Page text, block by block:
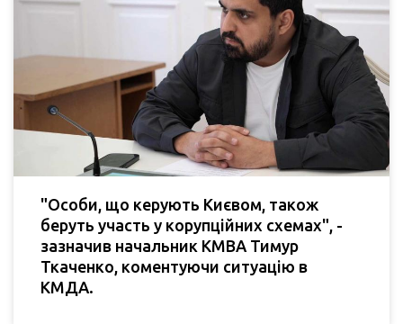
"Особи, що керують Києвом, також
беруть участь у корупційних схемах", -
зазначив начальник КМВА Тимур
Ткаченко, коментуючи ситуацію в
КМДА.